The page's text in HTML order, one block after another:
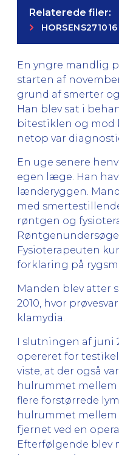
Relaterede filer:
HORSENS271016
En yngre mandlig
starten af
grund af smerter
Han blev sat i
bitestiklen og mod
netop var
En uge senere
egen læge. Han
lænderyggen.
med
røntgen og
Fysioterapeuten
forklaring på
Manden blev atter
2010, hvor
klamydia.
I slutningen af juni
opereret for
viste, at der også
hulrummet
flere forstørrede
hulrummet
fjernet ved en
Efterfølgende blev